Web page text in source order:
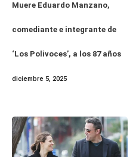
Muere Eduardo Manzano,
comediante e integrante de
‘Los Polivoces’, a los 87 años
diciembre 5, 2025